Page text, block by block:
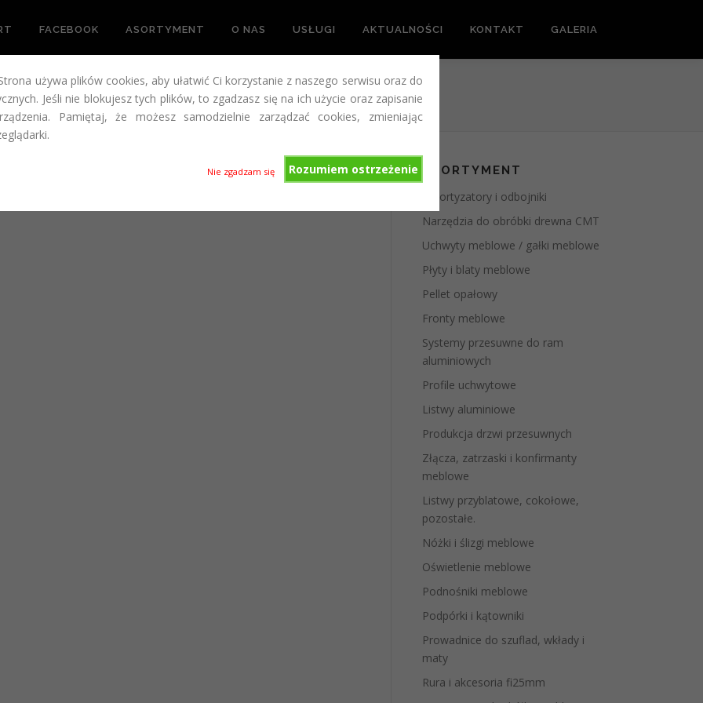
używa plików cookies, aby ułatwić Ci korzystanie z naszego serwisu oraz do
Jeśli nie blokujesz tych plików, to zgadzasz się na ich użycie oraz zapisanie
Pamiętaj, że możesz samodzielnie zarządzać cookies, zmieniając
Rozumiem ostrzeżenie
Nie zgadzam się
FACEBOOK ASORTYMENT O NAS USŁUGI AKTUALNOŚCI KONTAKT GALERIA
ASORTYMENT
Amortyzatory i odbojniki
Narzędzia do obróbki drewna CMT
Uchwyty meblowe / gałki meblowe
Płyty i blaty meblowe
Pellet opałowy
Fronty meblowe
Systemy przesuwne do ram
aluminiowych
Profile uchwytowe
Listwy aluminiowe
Produkcja drzwi przesuwnych
Złącza, zatrzaski i konfirmanty
meblowe
Listwy przyblatowe, cokołowe,
pozostałe.
Nóżki i ślizgi meblowe
Oświetlenie meblowe
Podnośniki meblowe
Podpórki i kątowniki
Prowadnice do szuflad, wkłady i
maty
Rura i akcesoria fi25mm